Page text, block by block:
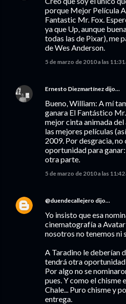
porque Mejor Película
Fantastic Mr. Fox.
ya que Up, aunque
todas las de Pixar), me
de Wes Anderson.
5 de marzo de 2010 a las 11:31
Ernesto Diezmartínez dijo…
Bueno, William: A mí
ganara El Fantástico
mejor cinta animada del
las mejores películas
2009. Por desgracia,
oportunidad para
otra parte.
5 de marzo de 2010 a las 11:42
@duendecallejero dijo…
Yo insisto que esa
cinematografía a Avatar
nosotros no tenemos ni
A Taradino le deberían
tendrá otra
Por algo no se
pues. Y como el chisme
Chale... Puro chisme y
entrega.